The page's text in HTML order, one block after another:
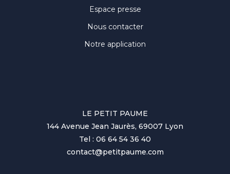
Espace presse
Nous contacter
Notre application
LE PETIT PAUME
144 Avenue Jean Jaurès, 69007 Lyon
Tel : 06 64 54 36 40
contact@petitpaume.com